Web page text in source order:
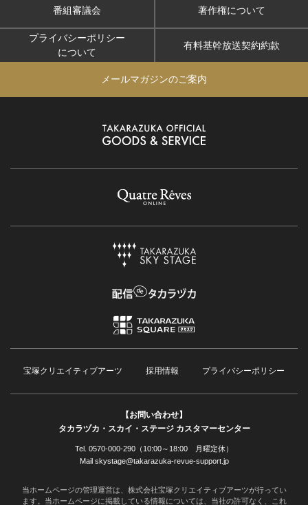
番組審議会 著作権について
プライバシーポリシー
について
有料基幹放送契約約款
メールマガジンのご案内
宝塚クリエイティブアーツ 採用情報 プライバシーポリシー
【お問い合わせ】
タカラヅカ・スカイ・ステージ カスタマーセンター
Tel. 0570-000-290（10:00～18:00 月曜定休）
Mail skystage@takarazuka-revue-support.jp
当ホームページの管理運営は、株式会社宝塚クリエイティブアーツが行ってい
ます。当ホームページに掲載している情報については、当社の許可なく、これ